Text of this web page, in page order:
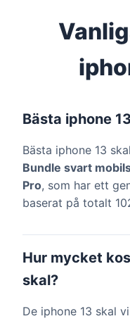
Bästa iphone
Bästa iphone 13
Bundle svart
Pro, som har ett
baserat på totalt
Hur mycket
skal?
De iphone 13 skal